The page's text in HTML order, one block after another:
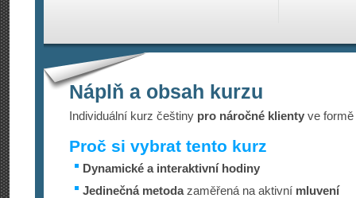
Náplň a obsah kurzu
Individuální kurz češtiny pro náročné klienty ve formě
Proč si vybrat tento kurz
Dynamické a interaktivní hodiny
Jedinečná metodazaměřená na aktivní mluvení